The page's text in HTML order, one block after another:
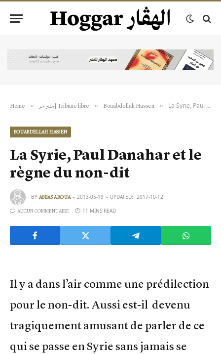
Home » منبر حر | Tribune libre » Bouabdellah Hassen » La Syrie, Paul Danahar et le règne du non-dit
BOUABDELLAH HASSEN
La Syrie, Paul Danahar et le
règne du non-dit
BY ABBAS AROUA 2013-05-19 UPDATED: 2017-10-12
AUCUN COMMENTAIRE 11 MINS READ
Il y a dans l’air comme une prédilection
pour le non-dit. Aussi est-il devenu
tragiquement amusant de parler de ce
qui se passe en Syrie sans jamais se